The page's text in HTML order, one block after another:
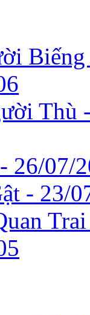
Thù
26/07/
- 23/